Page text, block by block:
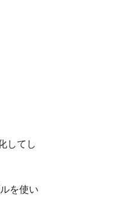
してし
を使い